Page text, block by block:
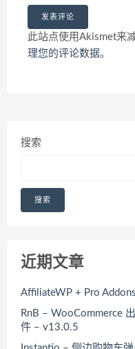
此站点使用Akismet来
理您的评论数据。
搜索
搜索
近期文章
AffiliateWP + Pro
RnB – WooCommerce
件 – v13.0.5